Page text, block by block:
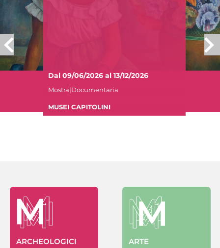
Dal 09/06/2026 al 13/12/2026
Mostra|Documentaria
MUSEI CAPITOLINI
ARCHEOLOGICI
ARTE